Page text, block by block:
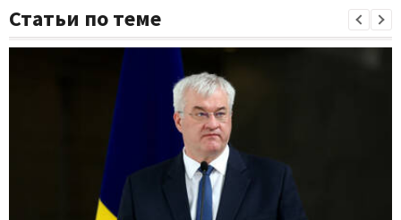
Статьи по теме